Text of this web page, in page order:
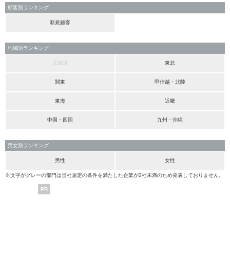
顧客別ランキング
新規顧客
地域別ランキング
北海道 東北
関東 甲信越・北陸
東海 近畿
中国・四国 九州・沖縄
男女別ランキング
男性 女性
※文字がグレーの部門は当社規定の条件を満たした企業が2社未満のため発表しておりません。
PR